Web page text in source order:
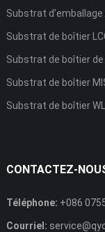
Substrat
Substrat de boîtier
Substrat de boîtier
Substrat de boîtier
Substrat de boîtier
CONTACTEZ-
Téléphone: +086
Courriel: